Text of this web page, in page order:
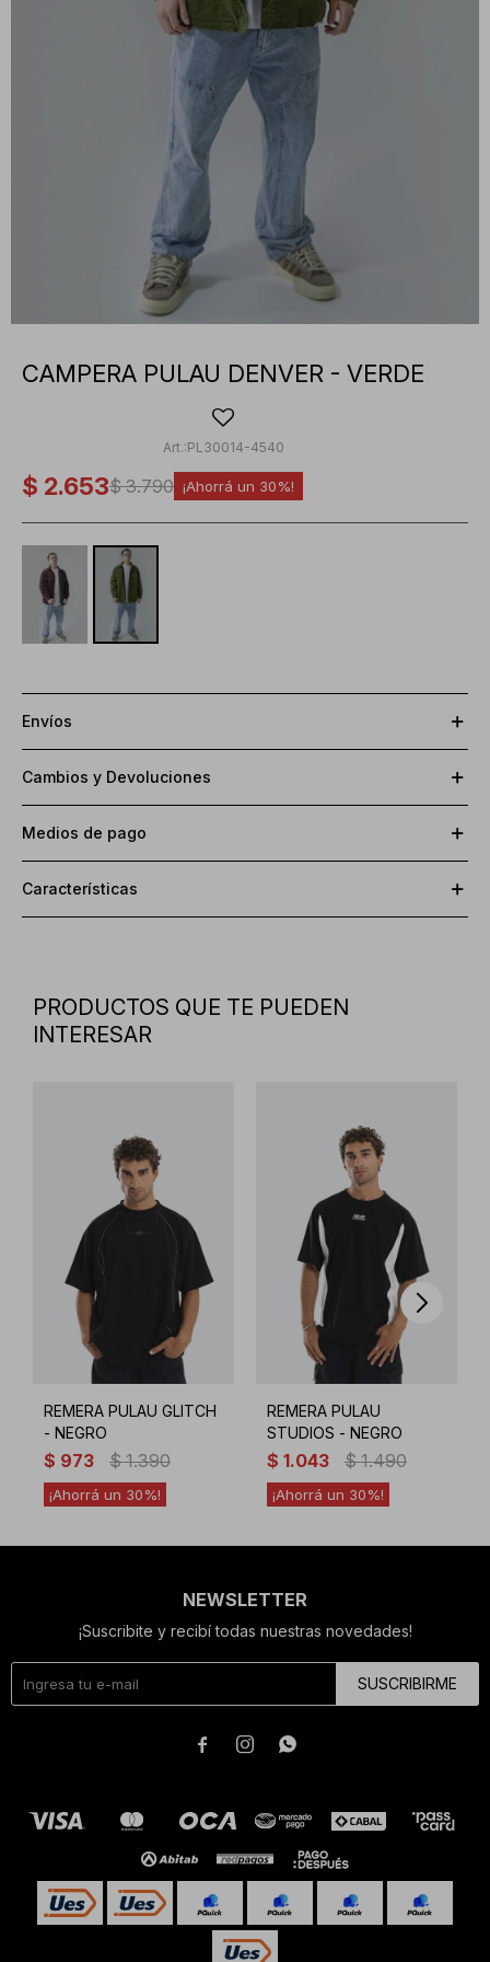
CAMPERA PULAU DENVER - VERDE
PL30014-4540
$ 2.653$ 3.790 30
Envíos
Cambios y Devoluciones
Medios de pago
Características
PRODUCTOS QUE TE PUEDEN
INTERESAR
REMERA PULAU GLITCH
- NEGRO
$ 973 $ 1.390
30
REMERA PULAU
STUDIOS - NEGRO
$ 1.043 $ 1.490
30
NEWSLETTER
¡Suscribite y recibí todas nuestras novedades!
SUSCRIBIRME
  